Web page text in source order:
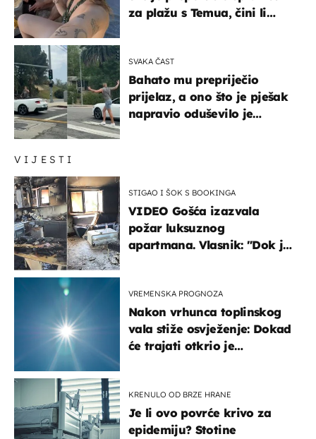
VIJESTI
STIGAO I ŠOK S BOOKINGA
VIDEO Gošća izazvala
požar luksuznog
apartmana. Vlasnik: "Dok je
VREMENSKA PROGNOZA
Nakon vrhunca toplinskog
vala stiže osvježenje: Dokad
će trajati otkrio je
KRENULO OD BRZE HRANE
Je li ovo povrće krivo za
epidemiju? Stotine
za plažu s Temua, čini li
SVAKA ČAST
Bahato mu prepriječio
prijelaz, a ono što je pješak
napravio oduševilo je